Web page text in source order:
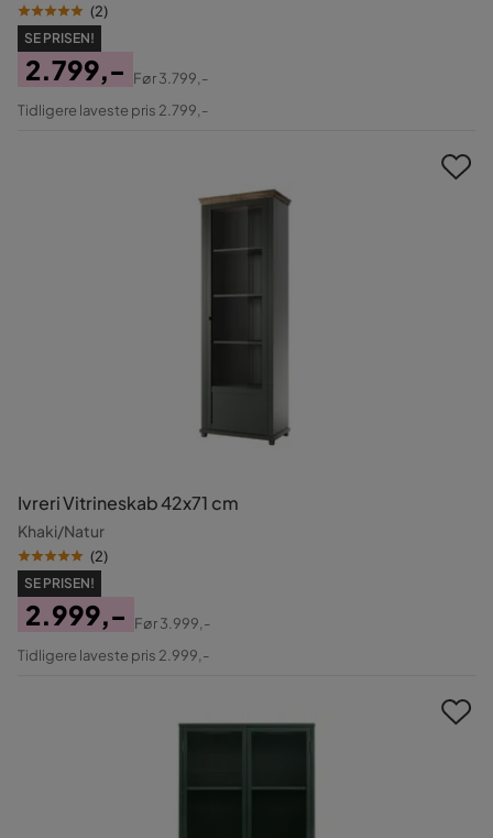
(2)
SE PRISEN!
Pris
2.799,-
Original
Før3.799,-
Tidligere laveste pris 2.799,-
Ivreri Vitrineskab 42x71 cm
Khaki/Natur
(2)
SE PRISEN!
Pris
2.999,-
Original
Før3.999,-
Tidligere laveste pris 2.999,-